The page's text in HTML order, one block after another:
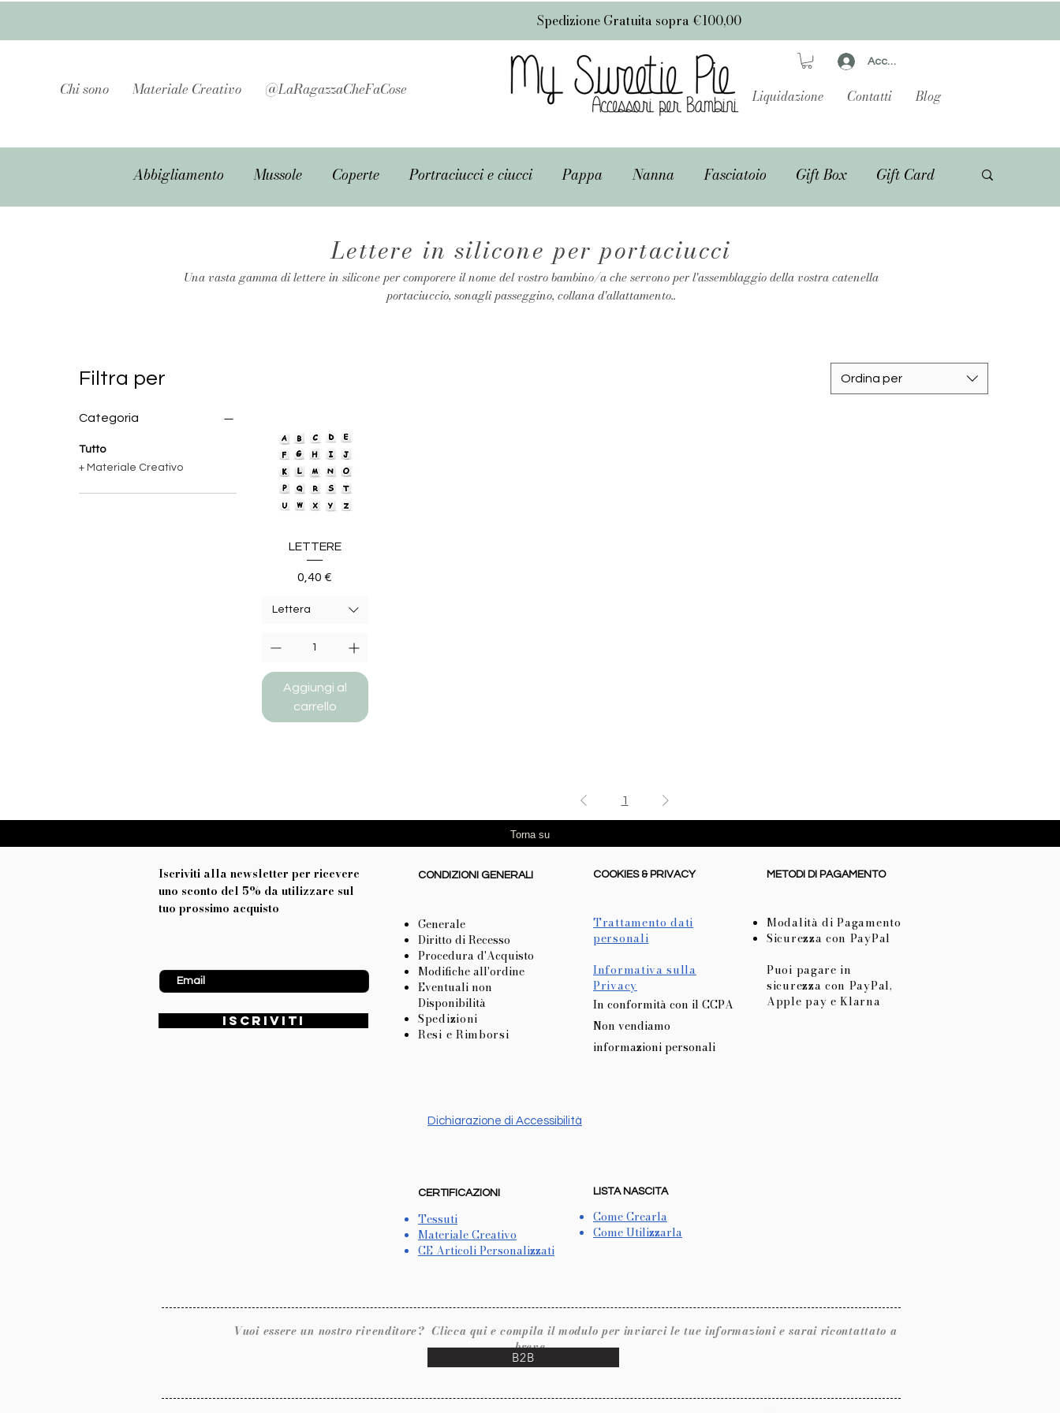
Spedizione Gratuita sopra €100,00
Chi sono Materiale Creativo @LaRagazzaCheFaCose
Accedi
Liquidazione Contatti Blog
Abbigliamento Mussole Coperte Portraciucci e ciucci Pappa Nanna Fasciatoio Gift Box Gift Card
Lettere in silicone per portaciucci
Una vasta gamma di lettere in silicone per comporere il nome del vostro bambino/a che servono per l'assemblaggio della vostra catenella
portaciuccio, sonagli passeggino, collana d'allattamento..
Filtra per
Categoria
Tutto
+ Materiale Creativo
Ordina per
LETTERE
Prezzo
0,40 €
Lettera
Aggiungi al
carrello
1
Torna su
Iscriviti alla newsletter per ricevere
uno sconto del 5% da utilizzare sul
tuo prossimo acquisto
ISCRIVITI
CONDIZIONI GENERALI
Generale
Diritto di Recesso
Procedura d'Acquisto
Modifiche all'ordine
Eventuali non
Disponibilità
Spedizioni
Resi e Rimborsi
COOKIES & PRIVACY
Trattamento dati
personali
Informativa sulla
Privacy
In conformità con il CCPA
Non vendiamo
informazioni personali
METODI DI PAGAMENTO
Modalità di Pagamento
Sicurezza con PayPal
Puoi pagare in
sicurezza con PayPal,
Apple pay e Klarna
Dichiarazione di Accessibilità
CERTIFICAZIONI
Tessuti
Materiale Creativo
CE Articoli Personalizzati
LISTA NASCITA
Come Crearla
Come Utilizzarla
Vuoi essere un nostro rivenditore? Clicca qui e compila il modulo per inviarci le tue informazioni e sarai ricontattato a
breve.
B2B